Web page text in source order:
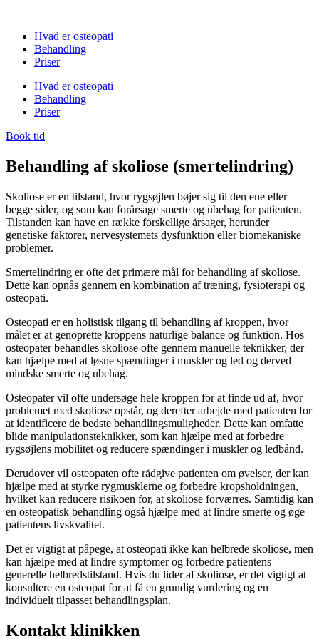
Hvad er osteopati
Behandling
Priser
Hvad er osteopati
Behandling
Priser
Book tid
Behandling af skoliose (smertelindring)
Skoliose er en tilstand, hvor rygsøjlen bøjer sig til den ene eller
begge sider, og som kan forårsage smerte og ubehag for patienten.
Tilstanden kan have en række forskellige årsager, herunder
genetiske faktorer, nervesystemets dysfunktion eller biomekaniske
problemer.
Smertelindring er ofte det primære mål for behandling af skoliose.
Dette kan opnås gennem en kombination af træning, fysioterapi og
osteopati.
Osteopati er en holistisk tilgang til behandling af kroppen, hvor
målet er at genoprette kroppens naturlige balance og funktion. Hos
osteopater behandles skoliose ofte gennem manuelle teknikker, der
kan hjælpe med at løsne spændinger i muskler og led og derved
mindske smerte og ubehag.
Osteopater vil ofte undersøge hele kroppen for at finde ud af, hvor
problemet med skoliose opstår, og derefter arbejde med patienten for
at identificere de bedste behandlingsmuligheder. Dette kan omfatte
blide manipulationsteknikker, som kan hjælpe med at forbedre
rygsøjlens mobilitet og reducere spændinger i muskler og ledbånd.
Derudover vil osteopaten ofte rådgive patienten om øvelser, der kan
hjælpe med at styrke rygmusklerne og forbedre kropsholdningen,
hvilket kan reducere risikoen for, at skoliose forværres. Samtidig kan
en osteopatisk behandling også hjælpe med at lindre smerte og øge
patientens livskvalitet.
Det er vigtigt at påpege, at osteopati ikke kan helbrede skoliose, men
kan hjælpe med at lindre symptomer og forbedre patientens
generelle helbredstilstand. Hvis du lider af skoliose, er det vigtigt at
konsultere en osteopat for at få en grundig vurdering og en
individuelt tilpasset behandlingsplan.
Kontakt klinikken